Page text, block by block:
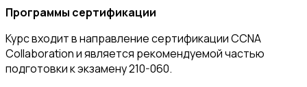
Программы сертификации
Курс входит в направление сертификации CCNA
Collaboration и является рекомендуемой частью
подготовки к экзамену 210-060.